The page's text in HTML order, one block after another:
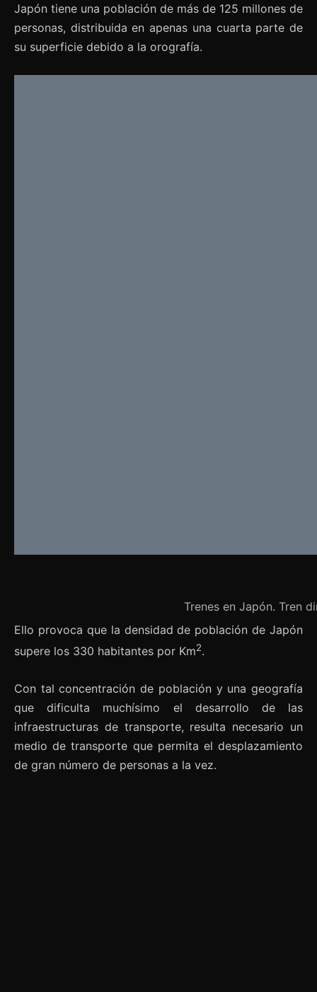
Japón tiene una población de más de 125 millones de
personas, distribuida en apenas una cuarta parte de
su superficie debido a la orografía.
Trenes en Japón. Tren
Ello provoca que la densidad de población de Japón
supere los 330 habitantes por Km2.
Con tal concentración de población y una geografía
que dificulta muchísimo el desarrollo de las
infraestructuras de transporte, resulta necesario un
medio de transporte que permita el desplazamiento
de gran número de personas a la vez.